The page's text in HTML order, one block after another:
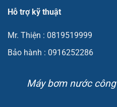
Hỗ trợ kỹ thuật
Mr. Thiện : 0819519999
Bảo hành : 0916252286
Máy bơm nước